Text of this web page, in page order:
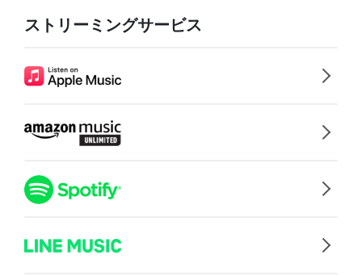
ストリーミングサービス